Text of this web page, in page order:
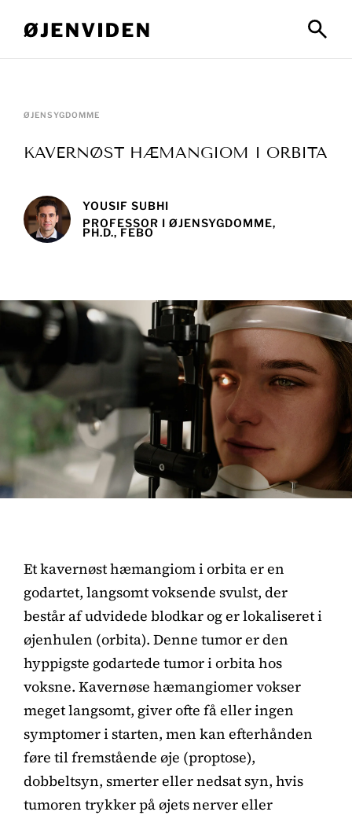
ØJENSYGDOMME
KAVERNØST HÆMANGIOM I ORBITA
YOUSIF SUBHI
PROFESSOR I ØJENSYGDOMME,
PH.D., FEBO
Et kavernøst hæmangiom i orbita er en
godartet, langsomt voksende svulst, der
består af udvidede blodkar og er lokaliseret i
øjenhulen (orbita). Denne tumor er den
hyppigste godartede tumor i orbita hos
voksne. Kavernøse hæmangiomer vokser
meget langsomt, giver ofte få eller ingen
symptomer i starten, men kan efterhånden
føre til fremstående øje (proptose),
dobbeltsyn, smerter eller nedsat syn, hvis
tumoren trykker på øjets nerver eller